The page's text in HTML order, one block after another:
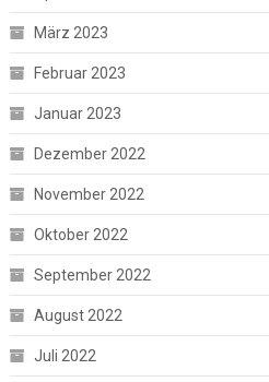
März 2023
Februar 2023
Januar 2023
Dezember 2022
November 2022
Oktober 2022
September 2022
August 2022
Juli 2022